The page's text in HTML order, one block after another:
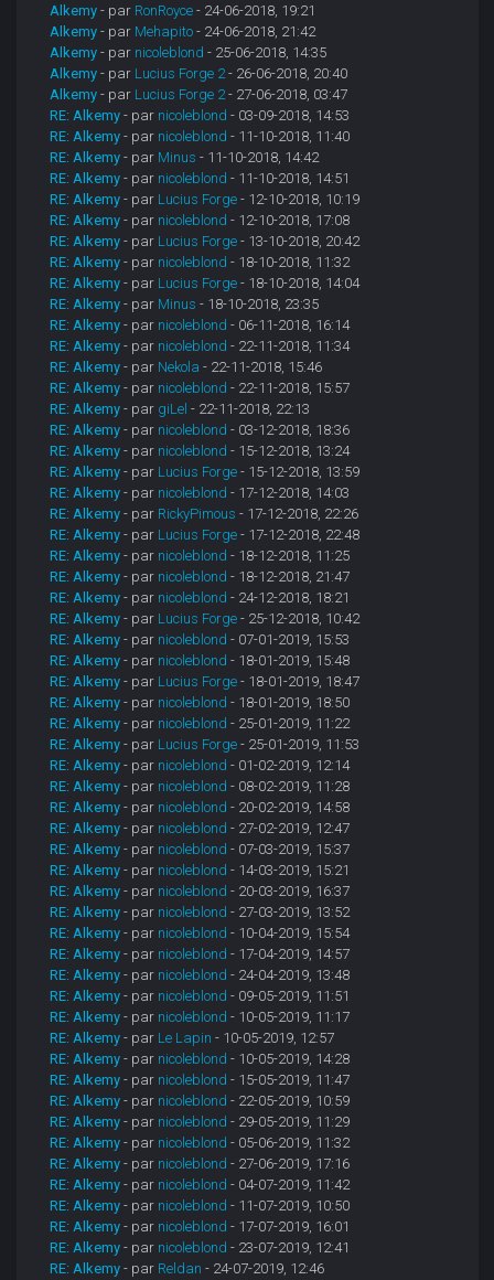
Alkemy - par RonRoyce - 24-06-2018, 19:21
Alkemy - par Mehapito - 24-06-2018, 21:42
Alkemy - par nicoleblond - 25-06-2018, 14:35
Alkemy - par Lucius Forge 2- 26-06-2018, 20:40
Alkemy - par Lucius Forge 2- 27-06-2018, 03:47
RE: Alkemy - par nicoleblond - 03-09-2018, 14:53
RE: Alkemy - par nicoleblond - 11-10-2018, 11:40
RE: Alkemy - par Minus - 11-10-2018, 14:42
RE: Alkemy - par nicoleblond - 11-10-2018, 14:51
RE: Alkemy - par Lucius Forge - 12-10-2018, 10:19
RE: Alkemy - par nicoleblond - 12-10-2018, 17:08
RE: Alkemy - par Lucius Forge - 13-10-2018, 20:42
RE: Alkemy - par nicoleblond - 18-10-2018, 11:32
RE: Alkemy - par Lucius Forge - 18-10-2018, 14:04
RE: Alkemy - par Minus - 18-10-2018, 23:35
RE: Alkemy - par nicoleblond - 06-11-2018, 16:14
RE: Alkemy - par nicoleblond - 22-11-2018, 11:34
RE: Alkemy - par Nekola - 22-11-2018, 15:46
RE: Alkemy - par nicoleblond - 22-11-2018, 15:57
RE: Alkemy - par giLel - 22-11-2018, 22:13
RE: Alkemy - par nicoleblond - 03-12-2018, 18:36
RE: Alkemy - par nicoleblond - 15-12-2018, 13:24
RE: Alkemy - par Lucius Forge - 15-12-2018, 13:59
RE: Alkemy - par nicoleblond - 17-12-2018, 14:03
RE: Alkemy - par RickyPimous - 17-12-2018, 22:26
RE: Alkemy - par Lucius Forge - 17-12-2018, 22:48
RE: Alkemy - par nicoleblond - 18-12-2018, 11:25
RE: Alkemy - par nicoleblond - 18-12-2018, 21:47
RE: Alkemy - par nicoleblond - 24-12-2018, 18:21
RE: Alkemy - par Lucius Forge - 25-12-2018, 10:42
RE: Alkemy - par nicoleblond - 07-01-2019, 15:53
RE: Alkemy - par nicoleblond - 18-01-2019, 15:48
RE: Alkemy - par Lucius Forge - 18-01-2019, 18:47
RE: Alkemy - par nicoleblond - 18-01-2019, 18:50
RE: Alkemy - par nicoleblond - 25-01-2019, 11:22
RE: Alkemy - par Lucius Forge - 25-01-2019, 11:53
RE: Alkemy - par nicoleblond - 01-02-2019, 12:14
RE: Alkemy - par nicoleblond - 08-02-2019, 11:28
RE: Alkemy - par nicoleblond - 20-02-2019, 14:58
RE: Alkemy - par nicoleblond - 27-02-2019, 12:47
RE: Alkemy - par nicoleblond - 07-03-2019, 15:37
RE: Alkemy - par nicoleblond - 14-03-2019, 15:21
RE: Alkemy - par nicoleblond - 20-03-2019, 16:37
RE: Alkemy - par nicoleblond - 27-03-2019, 13:52
RE: Alkemy - par nicoleblond - 10-04-2019, 15:54
RE: Alkemy - par nicoleblond - 17-04-2019, 14:57
RE: Alkemy - par nicoleblond - 24-04-2019, 13:48
RE: Alkemy - par nicoleblond - 09-05-2019, 11:51
RE: Alkemy - par nicoleblond - 10-05-2019, 11:17
RE: Alkemy - par Le Lapin - 10-05-2019, 12:57
RE: Alkemy - par nicoleblond - 10-05-2019, 14:28
RE: Alkemy - par nicoleblond - 15-05-2019, 11:47
RE: Alkemy - par nicoleblond - 22-05-2019, 10:59
RE: Alkemy - par nicoleblond - 29-05-2019, 11:29
RE: Alkemy - par nicoleblond - 05-06-2019, 11:32
RE: Alkemy - par nicoleblond - 27-06-2019, 17:16
RE: Alkemy - par nicoleblond - 04-07-2019, 11:42
RE: Alkemy - par nicoleblond - 11-07-2019, 10:50
RE: Alkemy - par nicoleblond - 17-07-2019, 16:01
RE: Alkemy - par nicoleblond - 23-07-2019, 12:41
RE: Alkemy - par Reldan - 24-07-2019, 12:46